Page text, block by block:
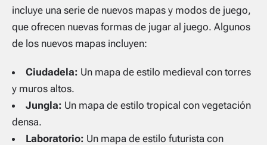
incluye una serie de nuevos mapas y modos de juego,
que ofrecen nuevas formas de jugar al juego. Algunos
de los nuevos mapas incluyen:
Ciudadela: Un mapa de estilo medieval con torres
y muros altos.
Jungla: Un mapa de estilo tropical con vegetación
densa.
Laboratorio: Un mapa de estilo futurista con